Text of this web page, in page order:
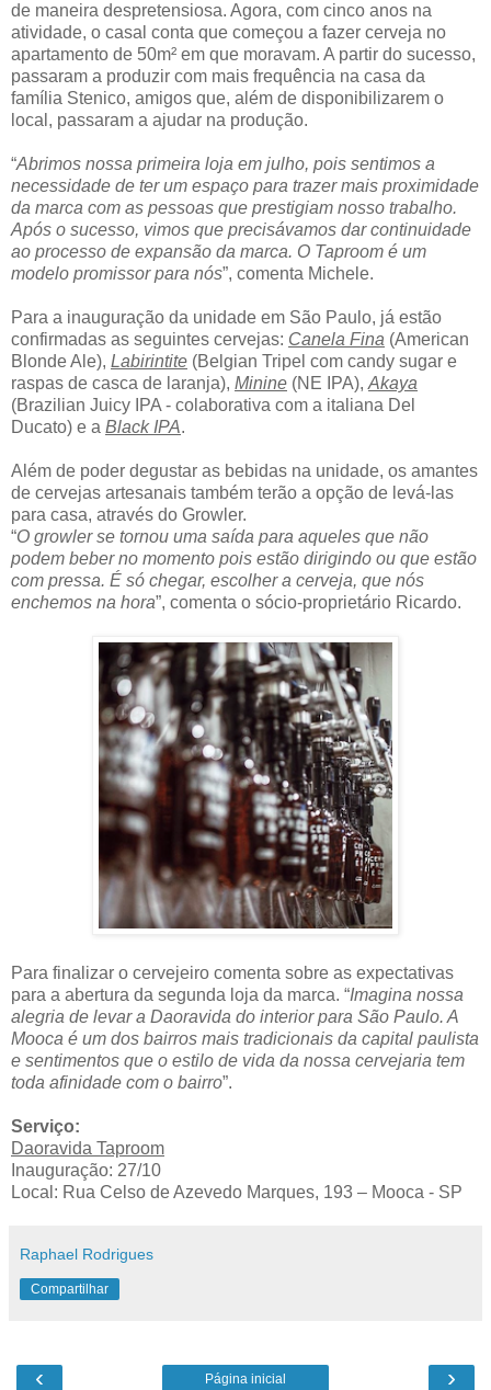
de maneira despretensiosa. Agora, com cinco anos na
atividade, o casal conta que começou a fazer cerveja no
apartamento de 50m² em que moravam. A partir do sucesso,
passaram a produzir com mais frequência na casa da
família Stenico, amigos que, além de disponibilizarem o
local, passaram a ajudar na produção.
“Abrimos nossa primeira loja em julho, pois sentimos a
necessidade de ter um espaço para trazer mais proximidade
da marca com as pessoas que prestigiam nosso trabalho.
Após o sucesso, vimos que precisávamos dar continuidade
ao processo de expansão da marca. O Taproom é um
modelo promissor para nós”, comenta Michele.
Para a inauguração da unidade em São Paulo, já estão
confirmadas as seguintes cervejas: Canela Fina (American
Blonde Ale), Labirintite (Belgian Tripel com candy sugar e
raspas de casca de laranja), Minine (NE IPA), Akaya
(Brazilian Juicy IPA - colaborativa com a italiana Del
Ducato) e a Black IPA.
Além de poder degustar as bebidas na unidade, os amantes
de cervejas artesanais também terão a opção de levá-las
para casa, através do Growler.
“O growler se tornou uma saída para aqueles que não
podem beber no momento pois estão dirigindo ou que estão
com pressa. É só chegar, escolher a cerveja, que nós
enchemos na hora”, comenta o sócio-proprietário Ricardo.
Para finalizar o cervejeiro comenta sobre as expectativas
para a abertura da segunda loja da marca. “Imagina nossa
alegria de levar a Daoravida do interior para São Paulo. A
Mooca é um dos bairros mais tradicionais da capital paulista
e sentimentos que o estilo de vida da nossa cervejaria tem
toda afinidade com o bairro”.
Serviço:
Daoravida Taproom
Inauguração: 27/10
Local: Rua Celso de Azevedo Marques, 193 – Mooca - SP
Raphael Rodrigues
Compartilhar
‹ ›
Página inicial